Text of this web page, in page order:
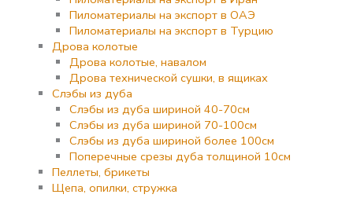
Пиломатериалы на экспорт в ОАЭ
Пиломатериалы на экспорт в Турцию
Дрова колотые
Дрова колотые, навалом
Дрова технической сушки, в ящиках
Слэбы из дуба
Слэбы из дуба шириной 40-70см
Слэбы из дуба шириной 70-100см
Слэбы из дуба шириной более 100см
Поперечные срезы дуба толщиной 10см
Пеллеты, брикеты
Щепа, опилки, стружка